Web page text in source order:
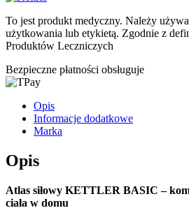
To jest produkt medyczny. Należy
użytkowania lub etykietą. Zgodnie z
Produktów Leczniczych
Bezpieczne płatności obsługuje
Opis
Informacje dodatkowe
Marka
Opis
Atlas siłowy KETTLER BASIC –
ciała w domu